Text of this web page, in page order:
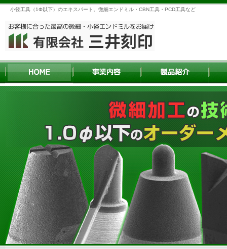
小径工具（1Φ以下）のエキスパート。微細エンドミル・CBN工具・PCD工具など